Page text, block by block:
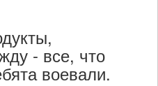
- все, что
воевали.